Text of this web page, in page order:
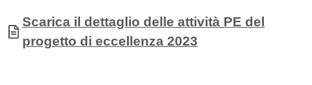
Allegati
Documento
Scarica il dettaglio delle attività PE del
progetto di eccellenza 2023